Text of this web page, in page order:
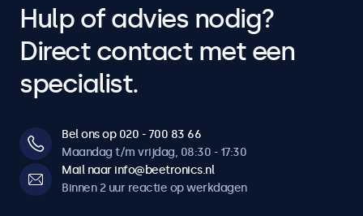
Hulp of advies nodig?
Direct contact met een
specialist.
Bel ons op 020 - 700 83 66
Maandag t/m vrijdag, 08:30 - 17:30
Mail naar info@beetronics.nl
Binnen 2 uur reactie op werkdagen